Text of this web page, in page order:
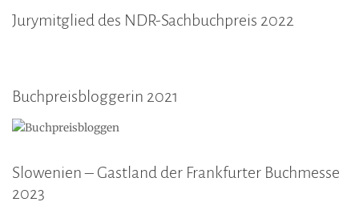
Jurymitglied des NDR-Sachbuchpreis 2022
Buchpreisbloggerin 2021
Slowenien – Gastland der Frankfurter Buchmesse
2023